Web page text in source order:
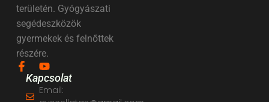
területén. Gyógyászati
segédeszközök
gyermekek és felnőttek
részére.
Kapcsolat
Email: